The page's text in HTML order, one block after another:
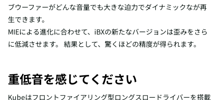
ブウーファーがどんな音量でも大きな迫力でダイナミックなが再
生できます。
MIEによる進化に合わせて、iBXの新たなバージョンは歪みをさら
に低減させます。 結果として、驚くほどの精度が得られます。
重低音を感じてください
Kubeはフロントファイアリング型ロングスロードライバーを搭載